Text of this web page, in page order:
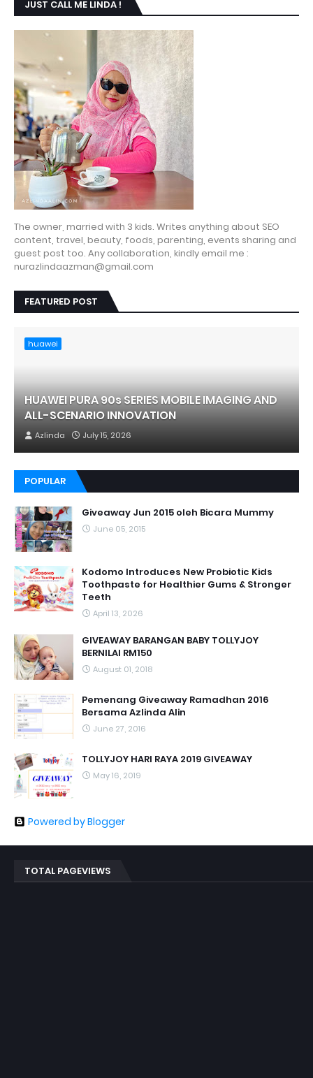
JUST CALL ME LINDA !
The owner, married with 3 kids. Writes anything about SEO
content, travel, beauty, foods, parenting, events sharing and
guest post too. Any collaboration, kindly email me :
nurazlindaazman@gmail.com
FEATURED POST
huawei
HUAWEI PURA 90s SERIES MOBILE IMAGING AND
ALL-SCENARIO INNOVATION
Azlinda July 15, 2026
POPULAR
Giveaway Jun 2015 oleh Bicara Mummy
June 05, 2015
Kodomo Introduces New Probiotic Kids
Toothpaste for Healthier Gums & Stronger
Teeth
April 13, 2026
GIVEAWAY BARANGAN BABY TOLLYJOY
BERNILAI RM150
August 01, 2018
Pemenang Giveaway Ramadhan 2016
Bersama Azlinda Alin
June 27, 2016
TOLLYJOY HARI RAYA 2019 GIVEAWAY
May 16, 2019
Powered by Blogger
TOTAL PAGEVIEWS